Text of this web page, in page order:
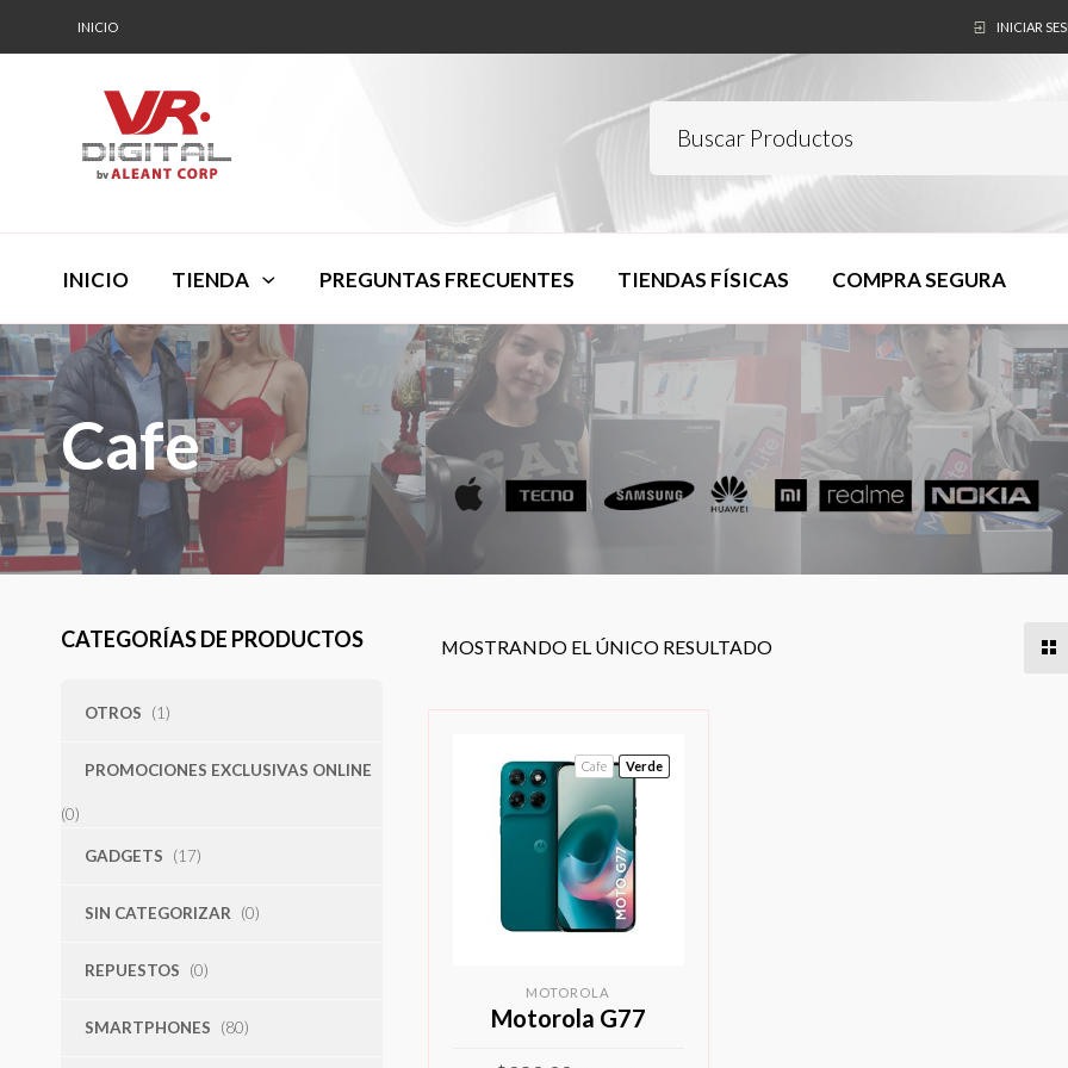
INICIO INICIAR
INICIO TIENDA PREGUNTAS FRECUENTES TIENDAS FÍSICAS COMPRA SEGURA
Cafe
CATEGORÍAS DE PRODUCTOS
OTROS (1)
PROMOCIONES EXCLUSIVAS ONLINE
(0)
GADGETS (17)
SIN CATEGORIZAR (0)
REPUESTOS (0)
SMARTPHONES (80)
MOSTRANDO EL ÚNICO RESULTADO
Cafe Verde
MOTOROLA
Motorola G77